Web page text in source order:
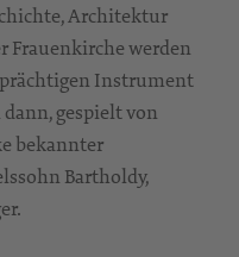
Architektur
Frauenkirche werden
Instrument
gespielt von
bekannter
Bartholdy,